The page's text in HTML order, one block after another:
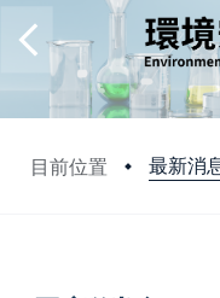
目前位置 最新消